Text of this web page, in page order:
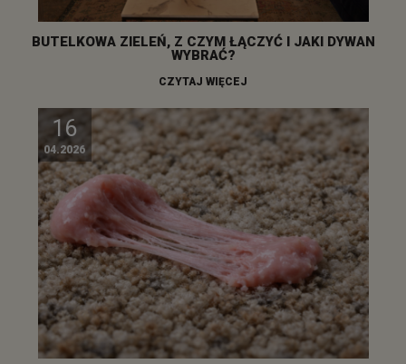
BUTELKOWA ZIELEŃ, Z CZYM ŁĄCZYĆ I JAKI DYWAN
WYBRAĆ?
CZYTAJ WIĘCEJ
16
04.2026